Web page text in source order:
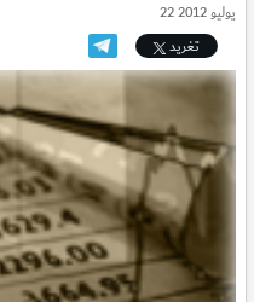
22 يوليو 2012
تغريد